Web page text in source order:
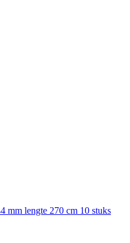
mm lengte 270 cm 10 stuks